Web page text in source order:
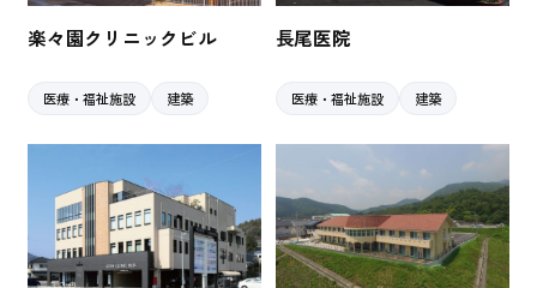
楽々園クリニックビル
医療・福祉施設 建築
長尾医院
医療・福祉施設 建築